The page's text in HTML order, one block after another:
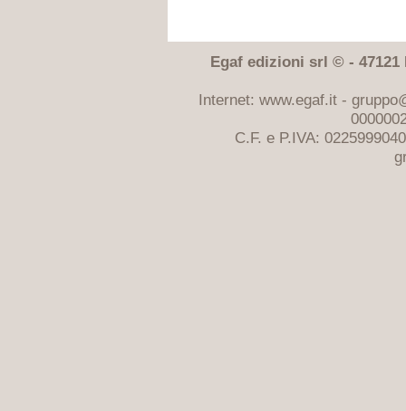
Egaf edizioni srl © - 47121
Internet: www.egaf.it -
C.F. e P.IVA: